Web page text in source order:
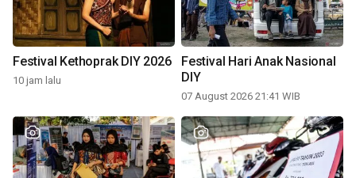
Festival Kethoprak DIY 2026
10 jam lalu
Festival Hari Anak Nasional
DIY
07 August 2026 21:41 WIB